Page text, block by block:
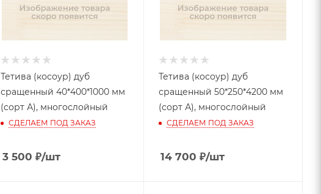
Тетива (косоур) дуб
сращенный 40*400*1000 мм
(сорт А), многослойный
СДЕЛАЕМ ПОД ЗАКАЗ
3 500 ₽/шт
Тетива (косоур) дуб
сращенный 50*250*4200 мм
(сорт А), многослойный
СДЕЛАЕМ ПОД ЗАКАЗ
14 700 ₽/шт